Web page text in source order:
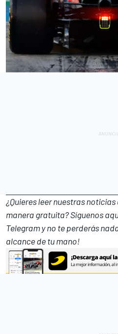
¿Quieres leer nuestras
manera gratuita? Síguenos
Telegramy no te perderás
alcance de tu mano!